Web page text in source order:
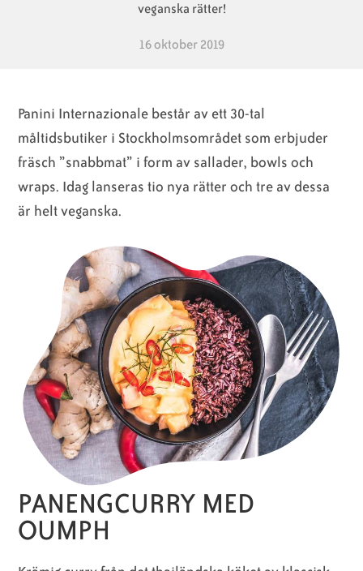
veganska rätter!
16 oktober 2019
Panini Internazionale består av ett 30-tal
måltidsbutiker i Stockholmsområdet som erbjuder
fräsch ”snabbmat” i form av sallader, bowls och
wraps. Idag lanseras tio nya rätter och tre av dessa
är helt veganska.
PANENGCURRY MED
OUMPH